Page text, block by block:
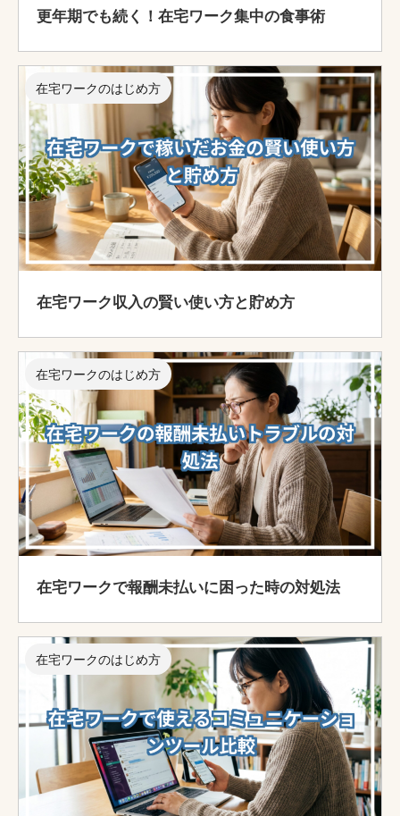
更年期でも続く！在宅ワーク集中の食事術
在宅ワークのはじめ方
在宅ワーク収入の賢い使い方と貯め方
在宅ワークのはじめ方
在宅ワークで報酬未払いに困った時の対処法
在宅ワークのはじめ方